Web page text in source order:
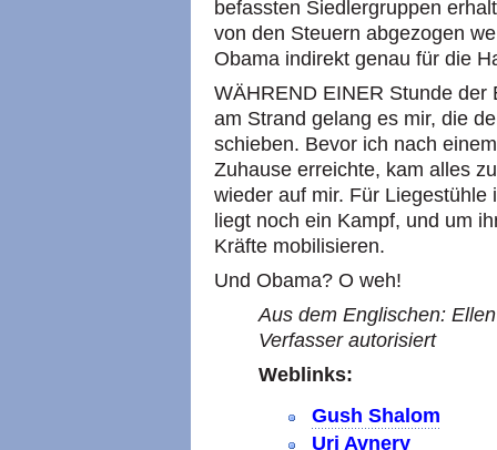
befassten Siedlergruppen
von den Steuern abgezogen
Obama indirekt genau für die
WÄHREND EINER Stunde
am Strand gelang es mir, die
schieben. Bevor ich nach
Zuhause erreichte, kam alles
wieder auf mir. Für
liegt noch ein Kampf, und um
Kräfte mobilisieren.
Und Obama? O weh!
Aus dem Englischen:
Verfasser autorisiert
Weblinks:
Gush Shalom
Uri Avnery